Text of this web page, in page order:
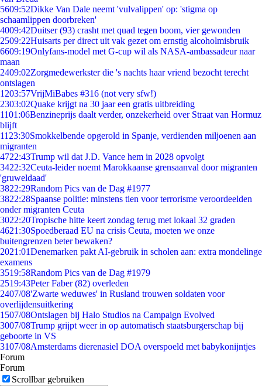
5609:52Dikke Van Dale neemt 'vulvalippen' op: 'stigma op
schaamlippen doorbreken'
4009:42Duitser (93) crasht met quad tegen boom, vier gewonden
2509:22Huisarts per direct uit vak gezet om ernstig alcoholmisbruik
6609:19Onlyfans-model met G-cup wil als NASA-ambassadeur naar
maan
2409:02Zorgmedewerkster die 's nachts haar vriend bezocht terecht
ontslagen
1203:57VrijMiBabes #316 (not very sfw!)
2303:02Quake krijgt na 30 jaar een gratis uitbreiding
1101:06Benzineprijs daalt verder, onzekerheid over Straat van Hormuz
blijft
11 23:30Smokkelbende opgerold in Spanje, verdienden miljoenen aan
migranten
4722:43Trump wil dat J.D. Vance hem in 2028 opvolgt
3422:32Ceuta-leider noemt Marokkaanse grensaanval door migranten
'gruweldaad'
3822:29Random Pics van de Dag #1977
3822:28Spaanse politie: minstens tien voor terrorisme veroordeelden
onder migranten Ceuta
3022:20Tropische hitte keert zondag terug met lokaal 32 graden
4621:30Spoedberaad EU na crisis Ceuta, moeten we onze
buitengrenzen beter bewaken?
2021:01Denemarken pakt AI-gebruik in scholen aan: extra mondelinge
examens
3519:58Random Pics van de Dag #1979
2519:43Peter Faber (82) overleden
2407/08'Zwarte weduwes' in Rusland trouwen soldaten voor
overlijdensuitkering
1507/08Ontslagen bij Halo Studios na Campaign Evolved
3007/08Trump grijpt weer in op automatisch staatsburgerschap bij
geboorte in VS
3107/08Amsterdams dierenasiel DOA overspoeld met babykonijntjes
Forum
Forum
Scrollbar gebruiken